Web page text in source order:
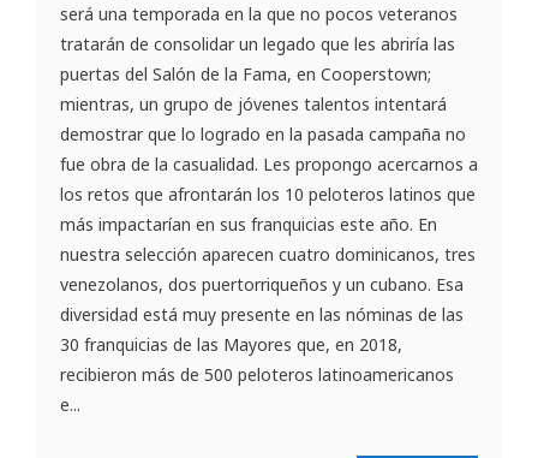
será una temporada en la que no pocos veteranos
tratarán de consolidar un legado que les abriría las
puertas del Salón de la Fama, en Cooperstown;
mientras, un grupo de jóvenes talentos intentará
demostrar que lo logrado en la pasada campaña no
fue obra de la casualidad. Les propongo acercarnos a
los retos que afrontarán los 10 peloteros latinos que
más impactarían en sus franquicias este año. En
nuestra selección aparecen cuatro dominicanos, tres
venezolanos, dos puertorriqueños y un cubano. Esa
diversidad está muy presente en las nóminas de las
30 franquicias de las Mayores que, en 2018,
recibieron más de 500 peloteros latinoamericanos
e...